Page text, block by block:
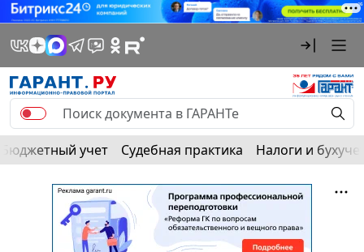
Бюджетный учет Судебная практика Налоги и